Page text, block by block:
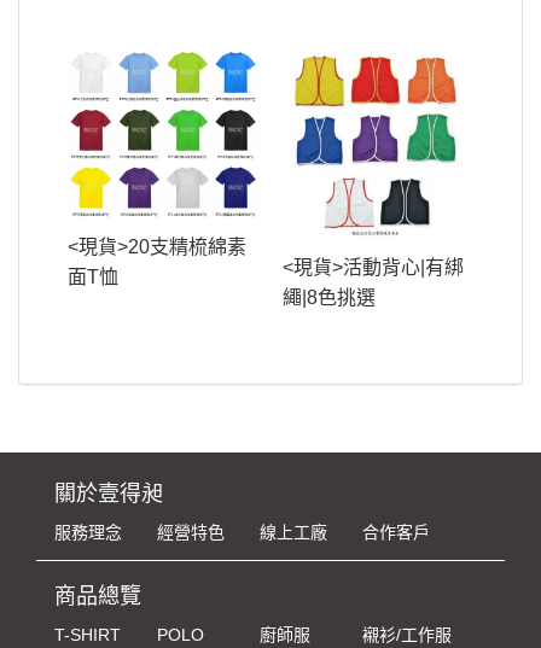
<現貨>20支精梳綿素
面T恤
<現貨>活動背心|有綁
繩|8色挑選
關於壹得昶
服務理念 經營特色 線上工廠 合作客戶
商品總覽
T-SHIRT POLO 廚師服
襯衫/工作服